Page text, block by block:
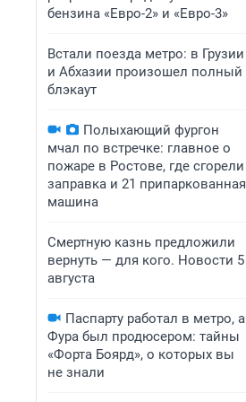
бензина «Евро-2» и «Евро-3»
Встали поезда метро: в Грузии
и Абхазии произошел полный
блэкаут
Полыхающий фургон
мчал по встречке: главное о
пожаре в Ростове, где сгорели
заправка и 21 припаркованная
машина
Смертную казнь предложили
вернуть — для кого. Новости 5
августа
Паспарту работал в метро, а
Фура был продюсером: тайны
«Форта Боярд», о которых вы
не знали